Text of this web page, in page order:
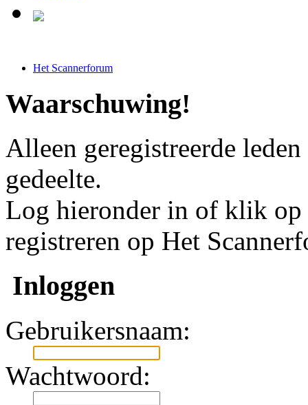
Het Scannerforum
Waarschuwing!
Alleen geregistreerde
gedeelte.
Log hieronder in of klik op
registreren op Het
Inloggen
Gebruikersnaam:
Wachtwoord: